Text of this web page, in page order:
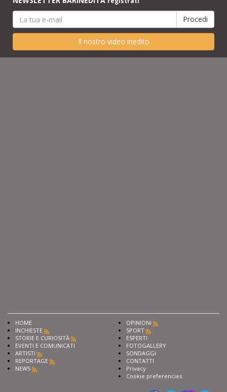
Il nostro video inedito
HOME
INCHIESTE
STORIE E CURIOSITÀ
EVENTI E COMUNICATI
ARTISTI
REPORTAGE
NEWS
OPINIONI
SPORT
ESPERTI
FOTOGALLERY
SONDAGGI
CONTATTI
Privacy
Cookie preferencies